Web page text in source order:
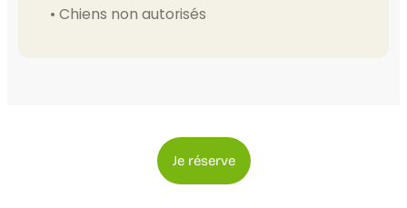
• Chiens non autorisés
Je réserve